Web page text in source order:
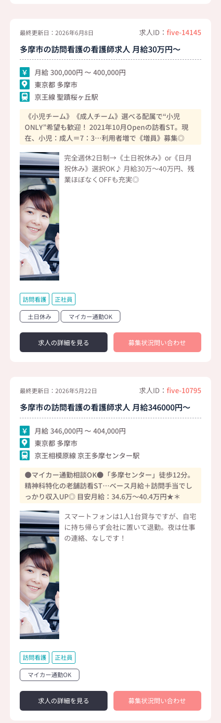
最終更新日：2026年6月8日 求人ID： five-14145
多摩市の訪問看護の看護師求人 月給30万円～
月給 300,000
400,000
東京都 多摩市
京王線 聖蹟桜ヶ丘駅
《小児チーム》《成人チーム》選べる配属で“小児
ONLY”希望も歓迎！ 2021年10月Openの訪看ST。現
在、小児：成人＝7：3…利用者増で《増員》募集◎
完全週休2日制→《土日祝休み》or《日月
祝休み》選択OK♪ 月給30万～40万円、残
業ほぼなくOFFも充実◎
訪問看護 正社員
土日休み マイカー通勤OK
求人の詳細を見る 募集状況問い合わせ
最終更新日：2026年5月22日 求人ID： five-10795
多摩市の訪問看護の看護師求人 月給346000円～
月給 346,000
404,000
東京都 多摩市
京王相模原線 京王多摩センター駅
●マイカー通勤相談OK●「多摩センター」徒歩12分。
精神科特化の老舗訪看ST…ベース月給＋訪問手当でし
っかり収入UP◎ 目安月給：34.6万～40.4万円★＊
スマートフォンは1人1台貸与ですが、自宅
に持ち帰らず会社に置いて退勤。夜は仕事
の連絡、なしです！
訪問看護 正社員
マイカー通勤OK
求人の詳細を見る 募集状況問い合わせ